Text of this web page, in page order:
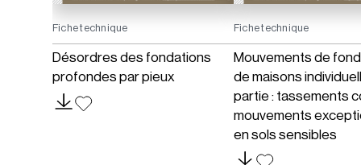
Fiche technique
Désordres des fondations
profondes par pieux
Fiche technique
Mouvements de
de maisons
partie : tassements
mouvements
en sols sensibles